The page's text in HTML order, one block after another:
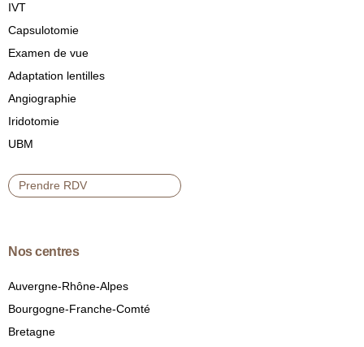
IVT
Capsulotomie
Examen de vue
Adaptation lentilles
Angiographie
Iridotomie
UBM
Prendre RDV
Nos centres
Auvergne-Rhône-Alpes
Bourgogne-Franche-Comté
Bretagne